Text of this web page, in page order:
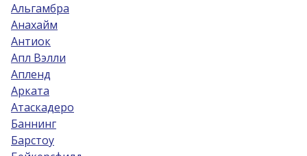
Альгамбра
Анахайм
Антиок
Апл Вэлли
Апленд
Арката
Атаскадеро
Баннинг
Барстоу